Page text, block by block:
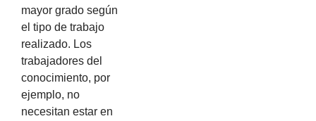
mayor grado según
el tipo de trabajo
realizado. Los
trabajadores del
conocimiento, por
ejemplo, no
necesitan estar en